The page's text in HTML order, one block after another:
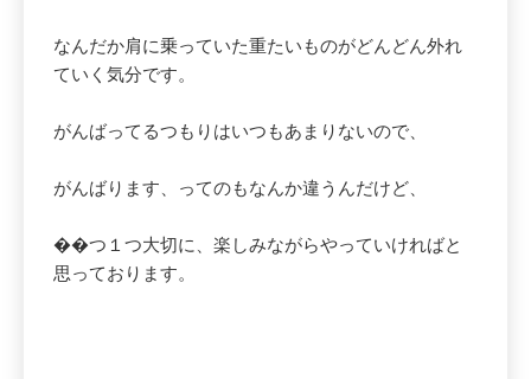
なんだか肩に乗っていた重たいものがどんどん外れ
ていく気分です。
がんばってるつもりはいつもあまりないので、
がんばります、ってのもなんか違うんだけど、
��つ１つ大切に、楽しみながらやっていければと
思っております。